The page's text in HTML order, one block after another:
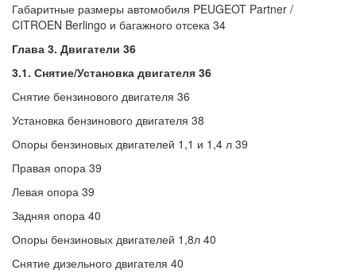
Габаритные размеры автомобиля PEUGEOT Partner /
CITROEN Berlingo и багажного отсека 34
Глава 3. Двигатели 36
3.1. Снятие/Установка двигателя 36
Снятие бензинового двигателя 36
Установка бензинового двигателя 38
Опоры бензиновых двигателей 1,1 и 1,4 л 39
Правая опора 39
Левая опора 39
Задняя опора 40
Опоры бензиновых двигателей 1,8л 40
Снятие дизельного двигателя 40